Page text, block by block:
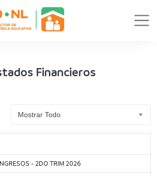
Financieros
Mostrar Todo
- 2DO TRIM 2026